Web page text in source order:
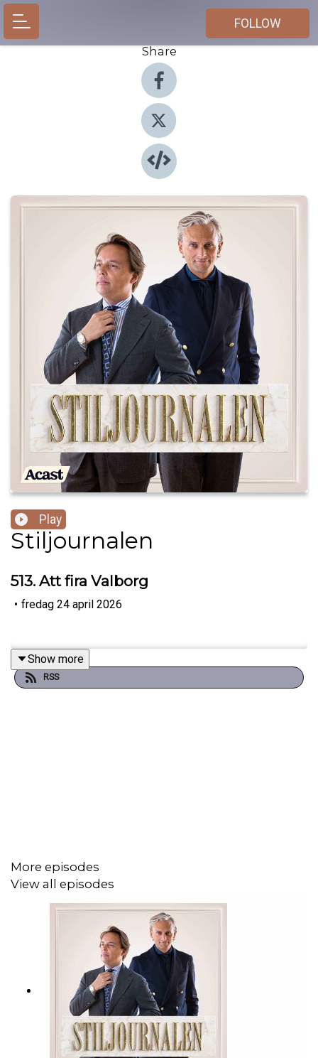
FOLLOW
Share
Play
Stiljournalen
513. Att fira Valborg
• fredag 24 april 2026
Show more
RSS
More episodes
View all episodes